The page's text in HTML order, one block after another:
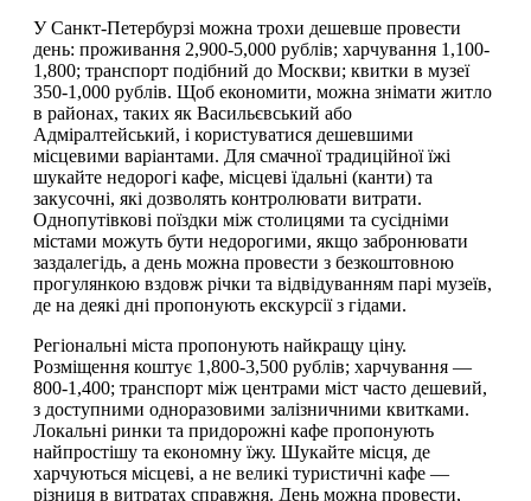
У Санкт-Петербурзі можна трохи дешевше провести
день: проживання 2,900-5,000 рублів; харчування 1,100-
1,800; транспорт подібний до Москви; квитки в музеї
350-1,000 рублів. Щоб економити, можна знімати житло
в районах, таких як Васильєвський або
Адміралтейський, і користуватися дешевшими
місцевими варіантами. Для смачної традиційної їжі
шукайте недорогі кафе, місцеві їдальні (канти) та
закусочні, які дозволять контролювати витрати.
Однопутівкові поїздки між столицями та сусідніми
містами можуть бути недорогими, якщо забронювати
заздалегідь, а день можна провести з безкоштовною
прогулянкою вздовж річки та відвідуванням парі музеїв,
де на деякі дні пропонують екскурсії з гідами.
Регіональні міста пропонують найкращу ціну.
Розміщення коштує 1,800-3,500 рублів; харчування —
800-1,400; транспорт між центрами міст часто дешевий,
з доступними одноразовими залізничними квитками.
Локальні ринки та придорожні кафе пропонують
найпростішу та економну їжу. Шукайте місця, де
харчуються місцеві, а не великі туристичні кафе —
різниця в витратах справжня. День можна провести,